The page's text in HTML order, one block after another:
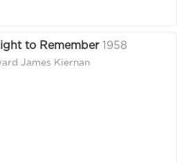
to Remember 1958
James Kiernan